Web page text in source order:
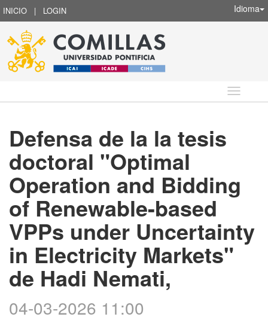
INICIO | LOGIN Idioma
Idioma
Defensa de la la tesis
doctoral "Optimal
Operation and Bidding
of Renewable-based
VPPs under Uncertainty
in Electricity Markets"
de Hadi Nemati,
04-03-2026 11:00